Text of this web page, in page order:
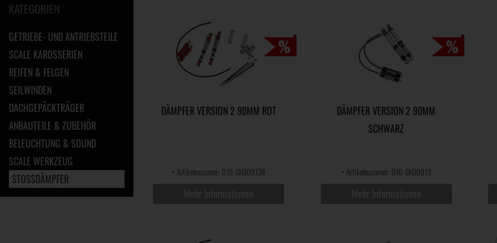
KATEGORIEN
GETRIEBE- UND ANTRIEBSTEILE
SCALE KAROSSERIEN
REIFEN & FELGEN
SEILWINDEN
DACHGEPÄCKTRÄGER
ANBAUTEILE & ZUBEHÖR
BELEUCHTUNG & SOUND
SCALE WERKZEUG
STOSSDÄMPFER
DÄMPFER VERSION 2 90MM ROT
• Artikelnummer: 010-SH30913R
DÄMPFER VERSION 2 90MM
SCHWARZ
• Artikelnummer: 010-SH30913